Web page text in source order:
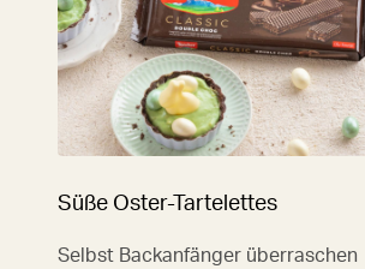
Süße Oster-Tartelettes
Selbst Backanfänger überraschen